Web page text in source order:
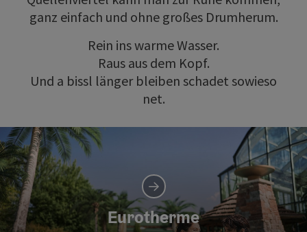
ganz einfach und ohne großes Drumherum.
Rein ins warme Wasser.
Raus aus dem Kopf.
Und a bissl länger bleiben schadet sowieso
net.
Eurotherme